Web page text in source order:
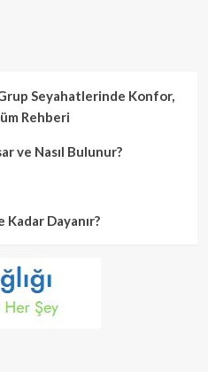
Seyahatlerinde Konfor,
Rehberi
ve Nasıl Bulunur?
Dayanır?